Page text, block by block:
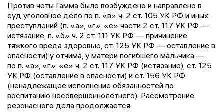
Против четы Гамма было возбуждено и направлено в
суд уголовное дело по п. «в» ч. 2 ст. 105 УК РФ и иных
преступлений (п. «а», «г», «е» части 2 ст. 117 УК РФ —
истязание, п. «б» ч. 2 ст. 111 УК РФ — причинение
тяжкого вреда здоровью, ст. 125 УК РФ — оставление в
опасности) у отчима, у матери погибшего мальчика —
по п. «а», «г», «е» ч. 2 ст. 117 УК РФ (истязание), ст. 125
УК РФ (оставление в опасности) и ст. 156 УК РФ
(ненадлежащее исполнение обязанностей по
воспитанию несовершеннолетнего). Рассмотрение
резонасного дела продолжается.